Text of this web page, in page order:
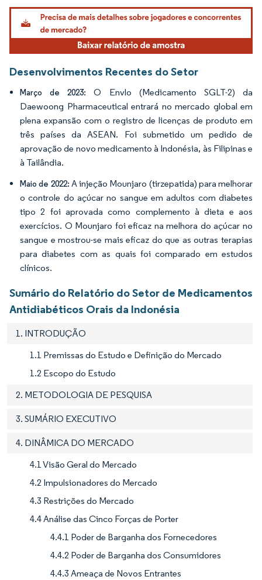
Imagem © Mordor Intelligence. O reuso requer atribuição conforme CC BY 4.0.
Desenvolvimentos Recentes do Setor
Março de 2023: O Envlo (Medicamento SGLT-2) da
Daewoong Pharmaceutical entrará no mercado global em
plena expansão com o registro de licenças de produto em
três países da ASEAN. Foi submetido um pedido de
aprovação de novo medicamento à Indonésia, às Filipinas e
à Tailândia.
Maio de 2022: A injeção Mounjaro (tirzepatida) para melhorar
o controle do açúcar no sangue em adultos com diabetes
tipo 2 foi aprovada como complemento à dieta e aos
exercícios. O Mounjaro foi eficaz na melhora do açúcar no
sangue e mostrou-se mais eficaz do que as outras terapias
para diabetes com as quais foi comparado em estudos
clínicos.
Sumário do Relatório do Setor de Medicamentos
Antidiabéticos Orais da Indonésia
1. INTRODUÇÃO
1.1 Premissas do Estudo e Definição do Mercado
1.2 Escopo do Estudo
2. METODOLOGIA DE PESQUISA
3. SUMÁRIO EXECUTIVO
4. DINÂMICA DO MERCADO
4.1 Visão Geral do Mercado
4.2 Impulsionadores do Mercado
4.3 Restrições do Mercado
4.4 Análise das Cinco Forças de Porter
4.4.1 Poder de Barganha dos Fornecedores
4.4.2 Poder de Barganha dos Consumidores
4.4.3 Ameaça de Novos Entrantes